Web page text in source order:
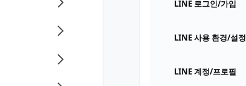
LINE 로그인/가입
LINE 사용 환경/설정
LINE 계정/프로필